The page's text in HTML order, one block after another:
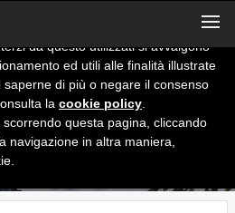
x
da questo utilizzati si avvalgono
ed utili alle finalità illustrate
saperne di più o negare il consenso
la cookie policy
questa pagina, cliccando
navigazione in altra maniera,